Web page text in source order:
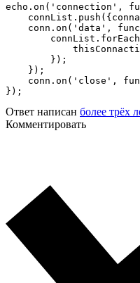
echo.on('connection',
conn.on('data',
        });
    });
conn.on('close',
});
Ответ написан более трёх
Комментировать